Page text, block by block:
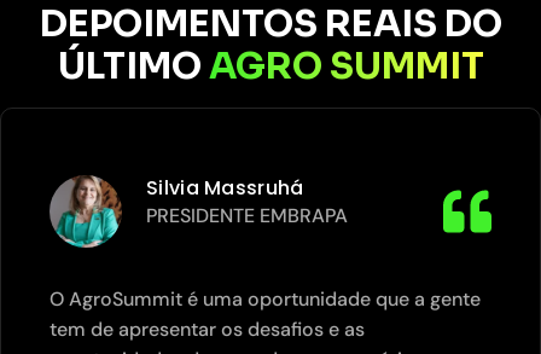
DEPOIMENTOS REAIS DO
ÚLTIMOAGRO SUMMIT
Silvia Massruhá
PRESIDENTE EMBRAPA
O AgroSummit é uma oportunidade que a gente
tem de apresentar os desafios e as